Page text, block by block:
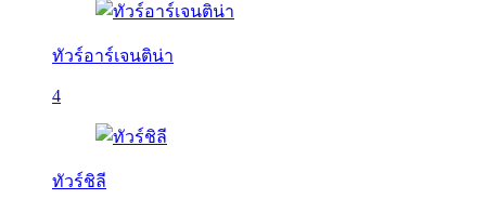
ทัวร์อาร์เจนติน่า
4
ทัวร์ชิลี